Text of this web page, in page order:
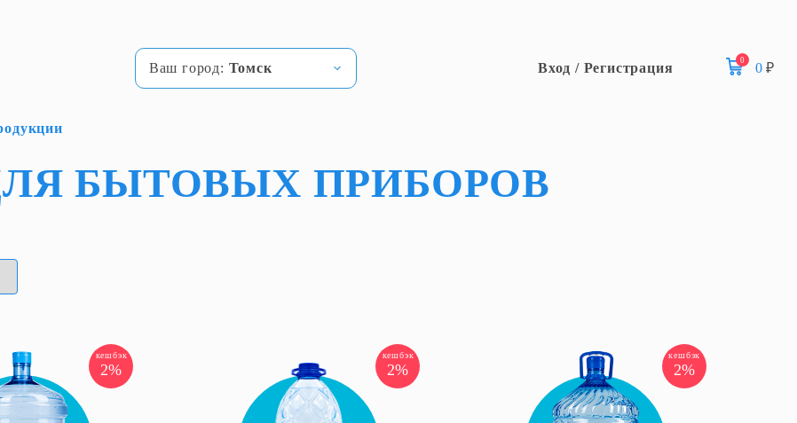
Ваш город: Томск Вход / Регистрация
0
0 ₽
БЫТОВЫХ ПРИБОРОВ
кешбэк
2%
кешбэк
2%
кешбэк
2%